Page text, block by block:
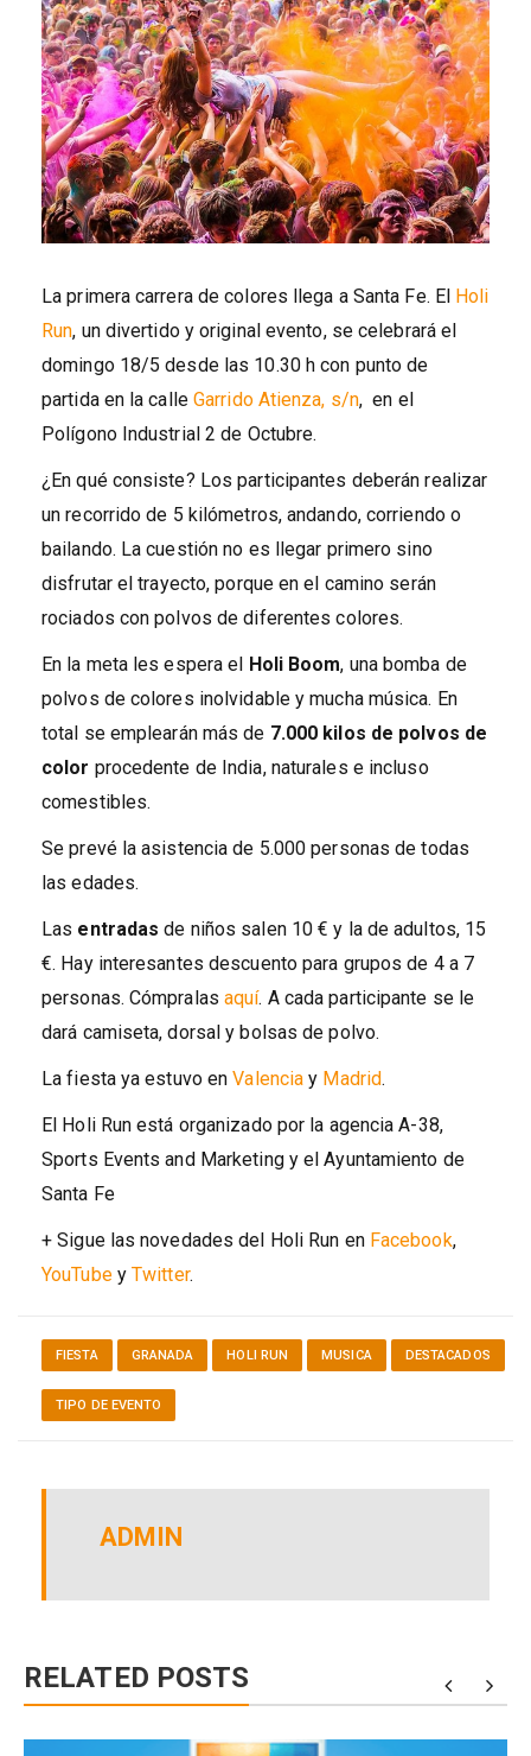
La primera carrera de colores llega a Santa Fe. El Holi
Run, un divertido y original evento, se celebrará el
domingo 18/5 desde las 10.30 h con punto de
partida en la calle Garrido Atienza, s/n, en el
Polígono Industrial 2 de Octubre.
¿En qué consiste? Los participantes deberán realizar
un recorrido de 5 kilómetros, andando, corriendo o
bailando. La cuestión no es llegar primero sino
disfrutar el trayecto, porque en el camino serán
rociados con polvos de diferentes colores.
En la meta les espera el Holi Boom, una bomba de
polvos de colores inolvidable y mucha música. En
total se emplearán más de 7.000 kilos de polvos de
color procedente de India, naturales e incluso
comestibles.
Se prevé la asistencia de 5.000 personas de todas
las edades.
Las entradas de niños salen 10 € y la de adultos, 15
€. Hay interesantes descuento para grupos de 4 a 7
personas. Cómpralasaquí. A cada participante se le
dará camiseta, dorsal y bolsas de polvo.
La fiesta ya estuvo enValencia y Madrid.
El Holi Run está organizado por la agencia A-38,
Sports Events and Marketing y el Ayuntamiento de
Santa Fe
+ Sigue las novedades del Holi Run en Facebook,
YouTubeyTwitter.
FIESTA GRANADA HOLI RUN MUSICA DESTACADOS
TIPO DE EVENTO
ADMIN
RELATED POSTS